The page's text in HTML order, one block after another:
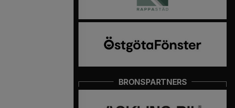
BRONSPARTNERS